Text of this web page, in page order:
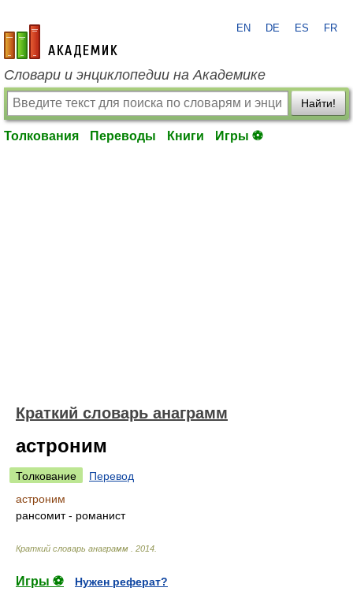
academic.ru
EN DE ES FR
Словари и энциклопедии на Академике
Найти!
Толкования Переводы Книги Игры ⚽
Краткий словарь анаграмм
астроним
Толкование
Перевод
астроним
рансомит - романист
Краткий словарь анаграмм 2014
Игры ⚽
Нужен реферат?